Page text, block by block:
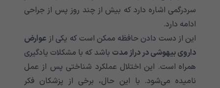
سردرگمی‌‌‌‌‌‌‌‌‌‌‌‌‌‌‌‌‌‌‌‌‌‌‌‌‌‌‌‌‌‌‌‌‌‌‌‌‌‌‌‌‌‌‌ اشاره دارد که بیش از چند روز پس از جراحی
ادامه دارد.
این از دست دادن حافظه ممکن است که یکی از عوارض
داروی بیهوشی در دراز مدت باشد که با مشکلات یادگیری
همراه است. این اختلال عملکرد شناختی پس از عمل
نامیده می‌‌‌‌‌‌‌‌‌‌‌‌‌‌‌‌‌‌‌‌‌‌‌‌‌‌‌‌‌‌‌‌‌‌‌‌‌‌‌‌‌‌‌شود. با این حال، برخی از پزشکان فکر